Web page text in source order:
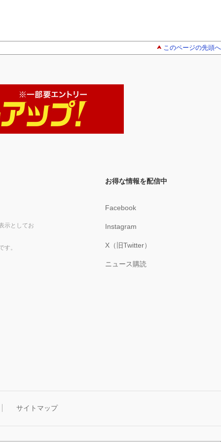
このページの先頭へ
示としてお
す。
お得な情報を配信中
Facebook
Instagram
X（旧Twitter）
ニュース購読
サイトマップ